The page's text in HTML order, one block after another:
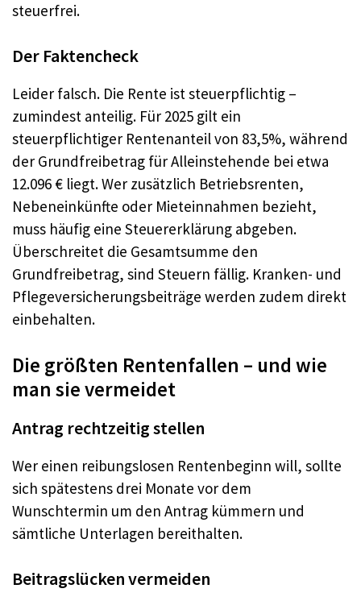
steuerfrei.
Der Faktencheck
Leider falsch. Die Rente ist steuerpflichtig –
zumindest anteilig. Für 2025 gilt ein
steuerpflichtiger Rentenanteil von 83,5%, während
der Grundfreibetrag für Alleinstehende bei etwa
12.096 € liegt. Wer zusätzlich Betriebsrenten,
Nebeneinkünfte oder Mieteinnahmen bezieht,
muss häufig eine Steuererklärung abgeben.
Überschreitet die Gesamtsumme den
Grundfreibetrag, sind Steuern fällig. Kranken- und
Pflegeversicherungsbeiträge werden zudem direkt
einbehalten.
Die größten Rentenfallen – und wie
man sie vermeidet
Antrag rechtzeitig stellen
Wer einen reibungslosen Rentenbeginn will, sollte
sich spätestens drei Monate vor dem
Wunschtermin um den Antrag kümmern und
sämtliche Unterlagen bereithalten.
Beitragslücken vermeiden